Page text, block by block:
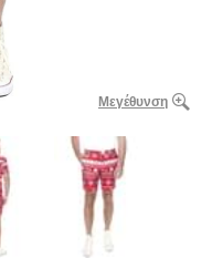
Μεγέθυνση